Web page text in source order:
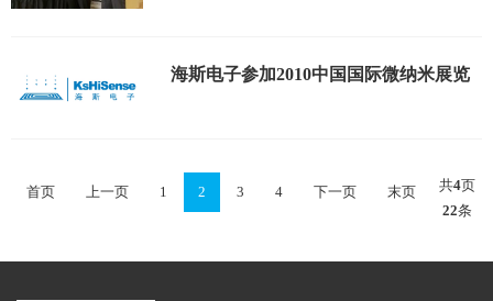
海斯电子参加2010中国国际微纳米展览
首页 上一页 1 2 3 4 下一页 末页 共4页
22条